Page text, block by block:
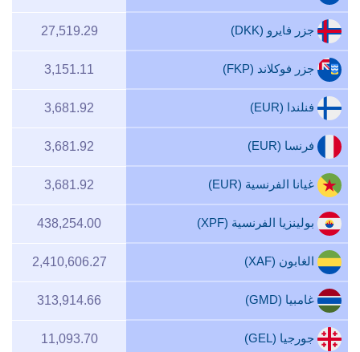
جزر فايرو (DKK) 27,519.29
جزر فوكلاند (FKP) 3,151.11
فنلندا (EUR) 3,681.92
فرنسا (EUR) 3,681.92
غيانا الفرنسية (EUR) 3,681.92
بولينزيا الفرنسية (XPF) 438,254.00
الغابون (XAF) 2,410,606.27
غامبيا (GMD) 313,914.66
جورجيا (GEL) 11,093.70